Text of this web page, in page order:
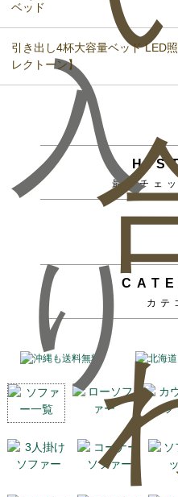
入
り
ベッド
引き出し4杯大容量ベッド LED
レクトーン】
最近チェ
カテ